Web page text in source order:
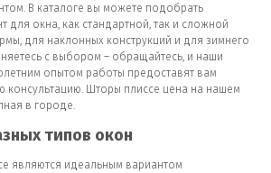
В каталоге вы можете подобрать
для окна, как стандартной, так и сложной
для наклонных конструкций и для зимнего
с выбором – обращайтесь, и наши
опытом работы предоставят вам
консультацию. Шторы плиссе цена на нашем
в городе.
типов окон
являются идеальным вариантом